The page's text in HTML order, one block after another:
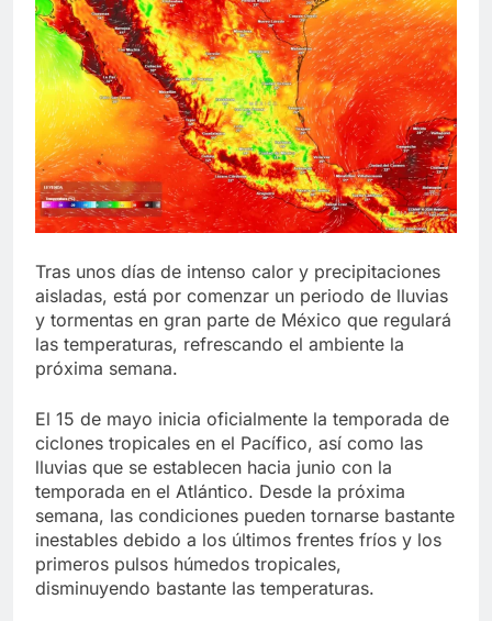
Tras unos días de intenso calor y precipitaciones
aisladas, está por comenzar un periodo de lluvias
y tormentas en gran parte de México que regulará
las temperaturas, refrescando el ambiente la
próxima semana.
El 15 de mayo inicia oficialmente la temporada de
ciclones tropicales en el Pacífico, así como las
lluvias que se establecen hacia junio con la
temporada en el Atlántico. Desde la próxima
semana, las condiciones pueden tornarse bastante
inestables debido a los últimos frentes fríos y los
primeros pulsos húmedos tropicales,
disminuyendo bastante las temperaturas.